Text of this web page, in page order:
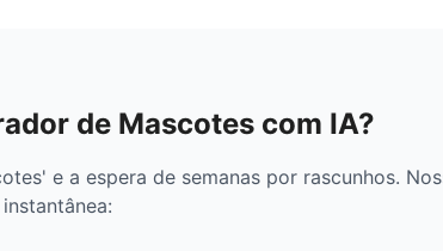
de Mascotes com IA?
e a espera de semanas por rascunhos.